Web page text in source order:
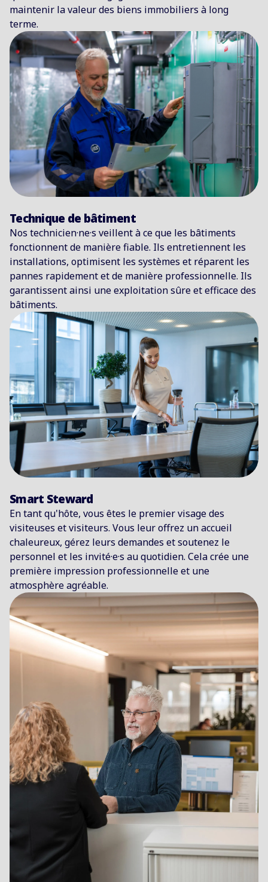
maintenir la valeur des biens immobiliers à long
terme.
Technique de bâtiment
Nos technicien·ne·s veillent à ce que les bâtiments
fonctionnent de manière fiable. Ils entretiennent les
installations, optimisent les systèmes et réparent les
pannes rapidement et de manière professionnelle. Ils
garantissent ainsi une exploitation sûre et efficace des
bâtiments.
Smart Steward
En tant qu'hôte, vous êtes le premier visage des
visiteuses et visiteurs. Vous leur offrez un accueil
chaleureux, gérez leurs demandes et soutenez le
personnel et les invité·e·s au quotidien. Cela crée une
première impression professionnelle et une
atmosphère agréable.